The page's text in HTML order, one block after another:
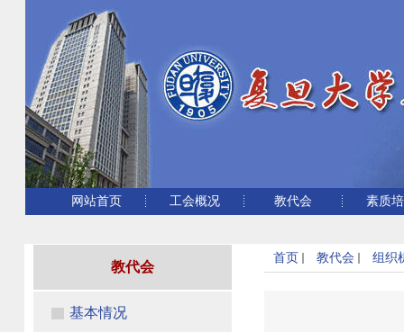
网站首页 工会概况 教代会 素质
教代会
基本情况
首页 教代会 组织